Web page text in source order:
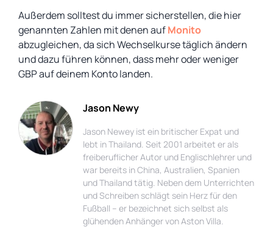
Außerdem solltest du immer sicherstellen, die hier
genannten Zahlen mit denen aufMonito
abzugleichen, da sich Wechselkurse täglich ändern
und dazu führen können, dass mehr oder weniger
GBP auf deinem Konto landen.
Jason Newy
Jason Newey ist ein britischer Expat und
lebt in Thailand. Seit 2001 arbeitet er als
freiberuflicher Autor und Englischlehrer und
war bereits in China, Australien, Spanien
und Thailand tätig. Neben dem Unterrichten
und Schreiben schlägt sein Herz für den
Fußball – er bezeichnet sich selbst als
glühenden Anhänger von Aston Villa.